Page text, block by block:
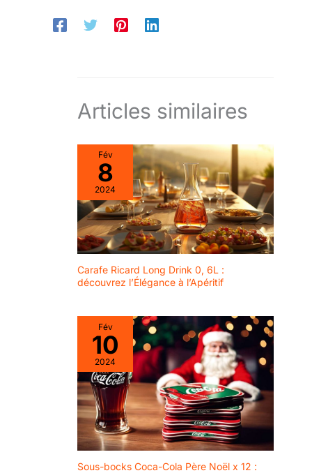
Articles similaires
Fév
8
2024
Carafe Ricard Long Drink 0, 6L :
découvrez l’Élégance à l’Apéritif
Fév
10
2024
Sous-bocks Coca-Cola Père Noël x 12 :